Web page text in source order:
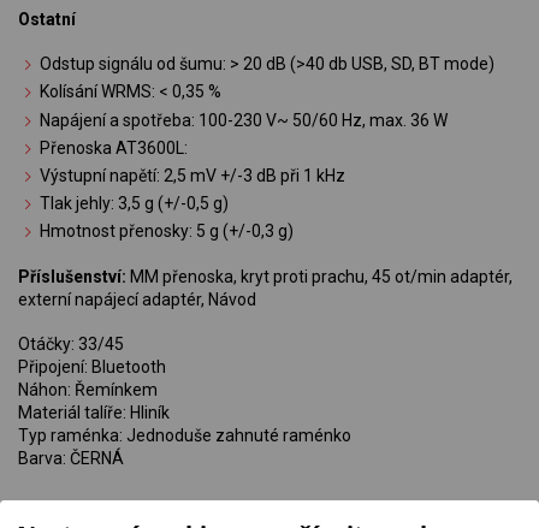
Ostatní
Odstup signálu od šumu: > 20 dB (>40 db USB, SD, BT mode)
Kolísání WRMS: < 0,35 %
Napájení a spotřeba: 100-230 V~ 50/60 Hz, max. 36 W
Přenoska AT3600L:
Výstupní napětí: 2,5 mV +/-3 dB při 1 kHz
Tlak jehly: 3,5 g (+/-0,5 g)
Hmotnost přenosky: 5 g (+/-0,3 g)
Příslušenství: MM přenoska, kryt proti prachu, 45 ot/min adaptér,
externí napájecí adaptér, Návod
Otáčky: 33/45
Připojení: Bluetooth
Náhon: Řemínkem
Materiál talíře: Hliník
Typ raménka: Jednoduše zahnuté raménko
Barva: ČERNÁ